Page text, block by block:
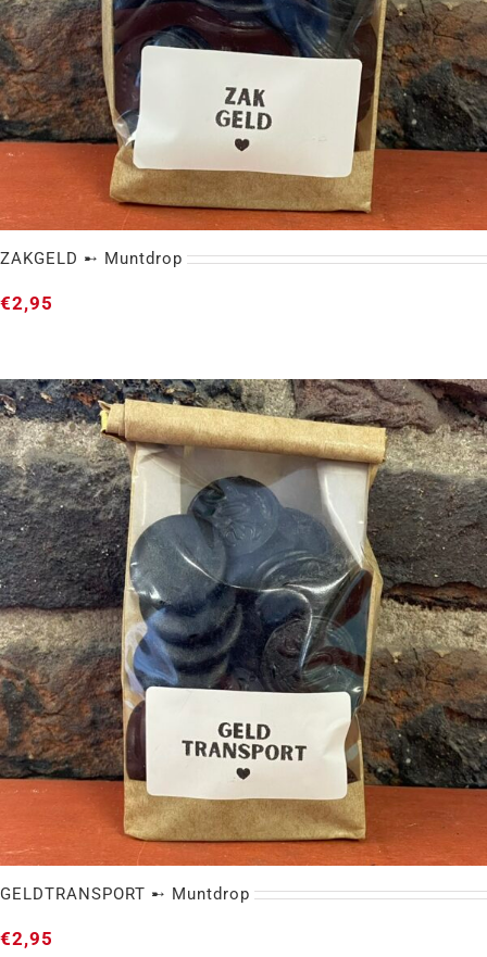
ZAKGELD ➸ Muntdrop
ZAKGELD ➸ Muntdrop
€2,95
GELDTRANSPORT ➸ Muntdrop
€2,95